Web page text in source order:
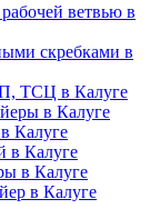
ветвью в
скребками в
ТСЦ в Калуге
в Калуге
Калуге
в Калуге
в Калуге
в Калуге